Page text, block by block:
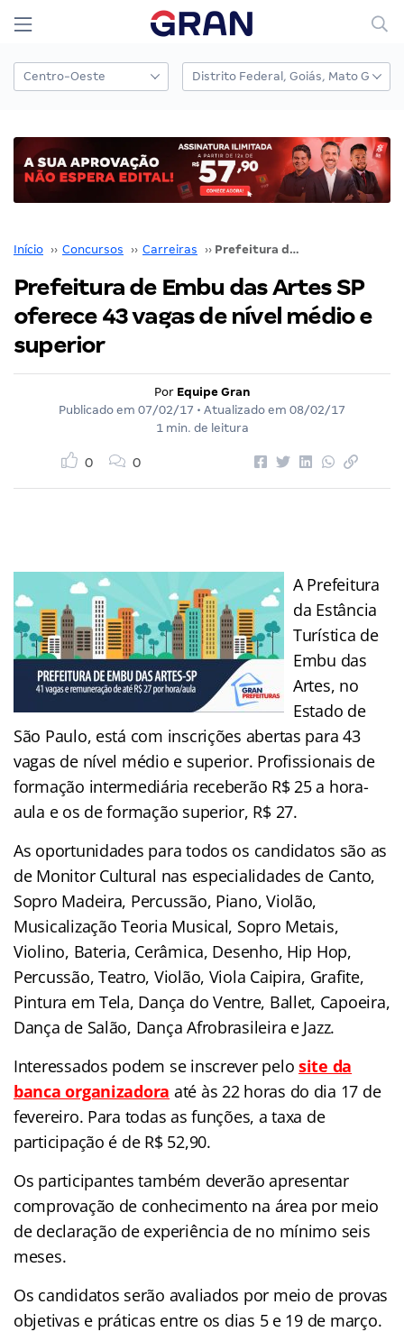
Início ›› Concursos ›› Carreiras ›› Prefeitura de Embu das Artes SP oferece 43 vagas de nível médio e superior
Prefeitura de Embu das Artes SP
oferece 43 vagas de nível médio e
superior
Por Equipe Gran
Publicado em 07/02/17 • Atualizado em 08/02/17
1 min. de leitura
0 0
A Prefeitura
da Estância
Turística de
Embu das
Artes, no
Estado de
São Paulo, está com inscrições abertas para 43
vagas de nível médio e superior. Profissionais de
formação intermediária receberão R$ 25 a hora-
aula e os de formação superior, R$ 27.
As oportunidades para todos os candidatos são as
de Monitor Cultural nas especialidades de Canto,
Sopro Madeira, Percussão, Piano, Violão,
Musicalização Teoria Musical, Sopro Metais,
Violino, Bateria, Cerâmica, Desenho, Hip Hop,
Percussão, Teatro, Violão, Viola Caipira, Grafite,
Pintura em Tela, Dança do Ventre, Ballet, Capoeira,
Dança de Salão, Dança Afrobrasileira e Jazz.
Interessados podem se inscrever pelosite da
banca organizadora até às 22 horas do dia 17 de
fevereiro. Para todas as funções, a taxa de
participação é de R$ 52,90.
Os participantes também deverão apresentar
comprovação de conhecimento na área por meio
de declaração de experiência de no mínimo seis
meses.
Os candidatos serão avaliados por meio de provas
objetivas e práticas entre os dias 5 e 19 de março.